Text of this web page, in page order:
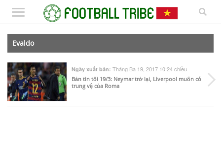
Evaldo
Ngày xuất bản: Tháng Ba 19, 2017 10:24 chiều
Bản tin tối 19/3: Neymar trở lại, Liverpool muốn có
trung vệ của Roma